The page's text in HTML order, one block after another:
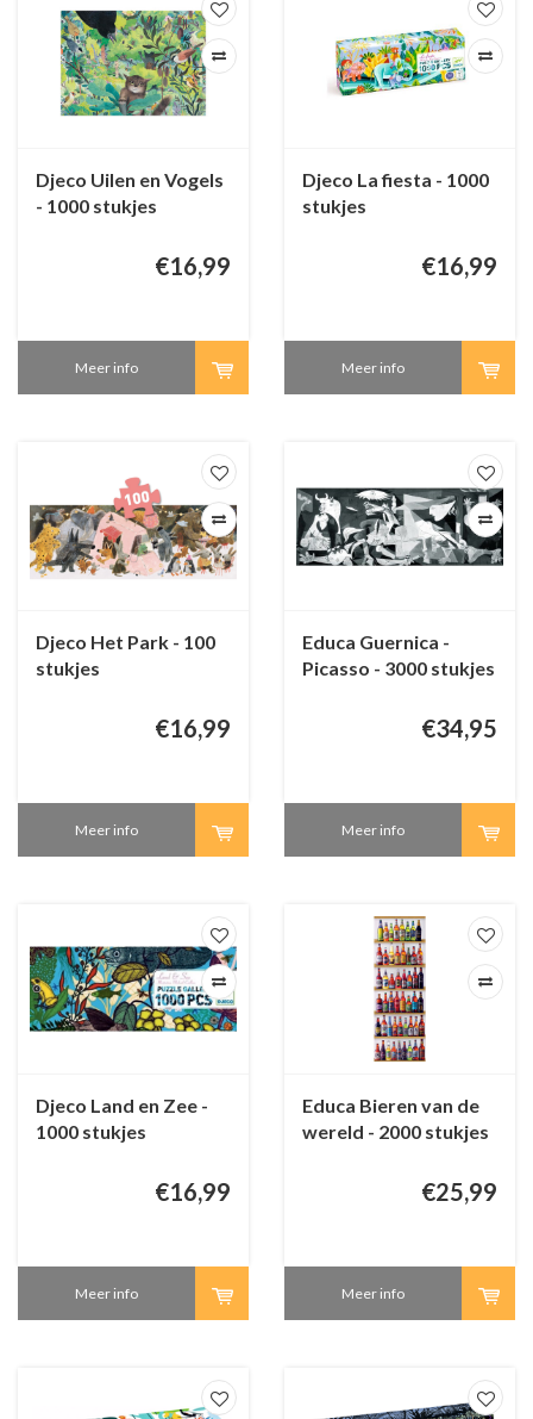
Djeco Uilen en Vogels
- 1000 stukjes
€16,99
Meer info
Djeco La fiesta - 1000
stukjes
€16,99
Meer info
Djeco Het Park - 100
stukjes
€16,99
Meer info
Educa Guernica -
Picasso - 3000 stukjes
€34,95
Meer info
Djeco Land en Zee -
1000 stukjes
€16,99
Meer info
Educa Bieren van de
wereld - 2000 stukjes
€25,99
Meer info